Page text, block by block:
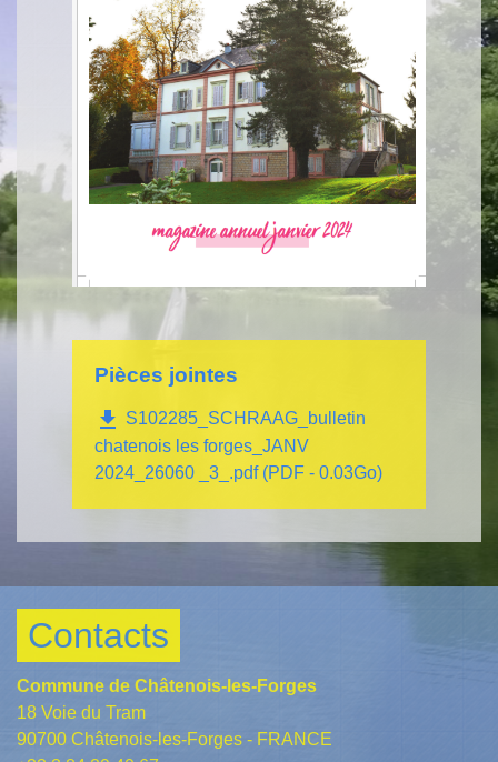
Pièces jointes
file_download S102285_SCHRAAG_bulletin
chatenois les forges_JANV
2024_26060 _3_.pdf (PDF - 0.03Go)
Contacts
Commune de Châtenois-les-Forges
18 Voie du Tram
90700 Châtenois-les-Forges - FRANCE